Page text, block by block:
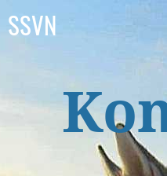
SSVN